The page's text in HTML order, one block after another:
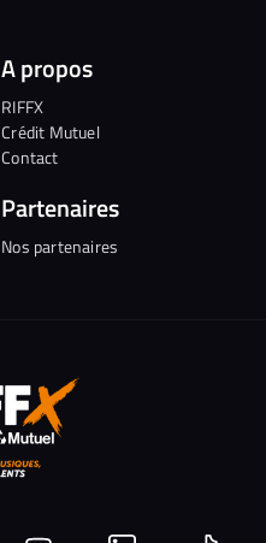
A propos
RIFFX
Crédit Mutuel
Contact
Partenaires
Nos partenaires